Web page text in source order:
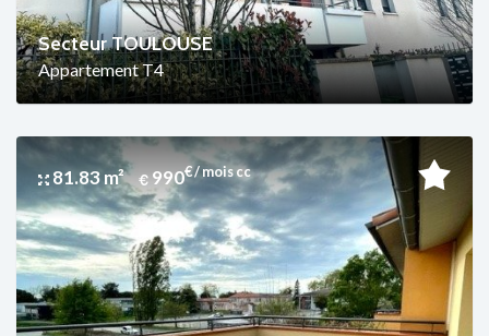
Secteur TOULOUSE
Appartement T4
81.83 m² 990€ / mois cc